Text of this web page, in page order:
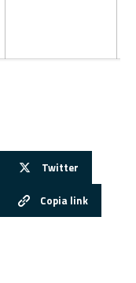
Twitter
Copia link